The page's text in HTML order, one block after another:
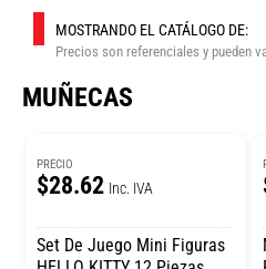
MOSTRANDO EL CATÁLOGO DE:
Precios son referenciales y pueden
MUÑECAS
PRECIO
$28.62 Inc. IVA
Set De Juego Mini Figuras